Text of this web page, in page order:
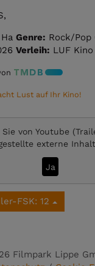
Genre: Rock/Pop
Verleih: LUF Kino
Lust auf Ihr Kino!
von Youtube
externe
Ja
FSK: 12
Filmpark Lippe